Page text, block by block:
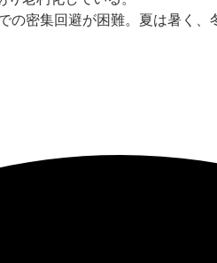
密集回避が困難。夏は暑く、